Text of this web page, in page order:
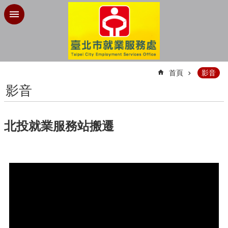
跳到主要內容區塊
首頁 影音
影音
北投就業服務站搬遷